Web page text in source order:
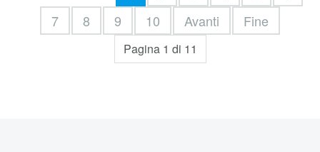
Pagina 1 di 11
7
8 9 10 Avanti Fine